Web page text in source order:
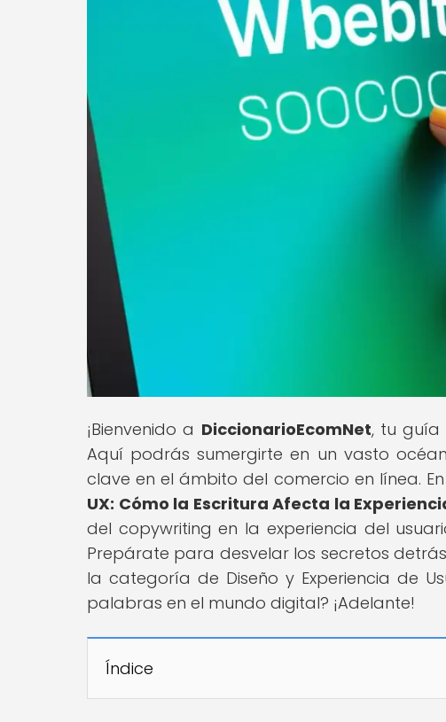
¡Bienvenido a DiccionarioEcomNet, tu guía
Aquí podrás sumergirte en un vasto
clave en el ámbito del comercio en línea.
UX: Cómo la Escritura Afecta la
del copywriting en la experiencia del
Prepárate para desvelar los secretos
la categoría de Diseño y Experiencia de
palabras en el mundo digital? ¡Adelante!
Índice